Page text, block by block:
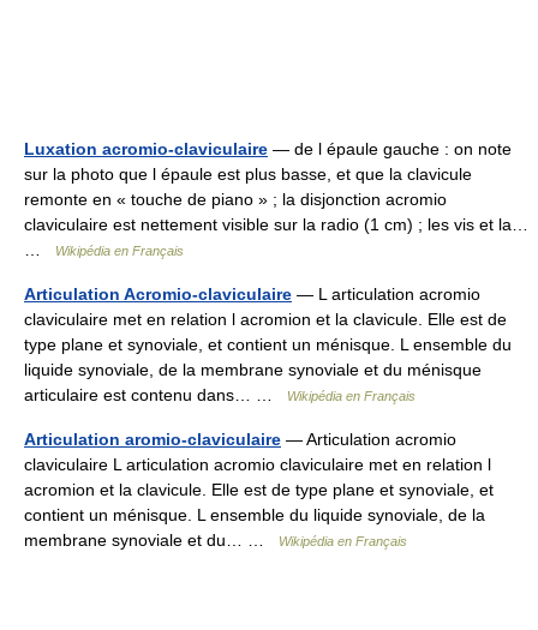
Luxation acromio-claviculaire — de l épaule gauche : on note
sur la photo que l épaule est plus basse, et que la clavicule
remonte en « touche de piano » ; la disjonction acromio
claviculaire est nettement visible sur la radio (1 cm) ; les vis et la…
Wikipédia en Français
Articulation Acromio-claviculaire — L articulation acromio
claviculaire met en relation l acromion et la clavicule. Elle est de
type plane et synoviale, et contient un ménisque. L ensemble du
liquide synoviale, de la membrane synoviale et du ménisque
articulaire est contenu dans… …
Wikipédia en Français
Articulation aromio-claviculaire — Articulation acromio
claviculaire L articulation acromio claviculaire met en relation l
acromion et la clavicule. Elle est de type plane et synoviale, et
contient un ménisque. L ensemble du liquide synoviale, de la
membrane synoviale et du… …
Wikipédia en Français